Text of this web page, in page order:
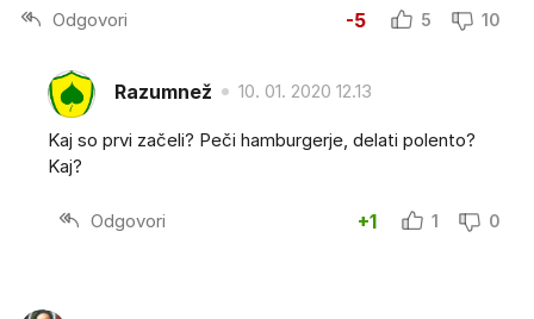
Odgovori -5 5 10
Razumnež 10. 01. 2020 12.13
Kaj so prvi začeli? Peči hamburgerje, delati polento?
Kaj?
Odgovori +1 1 0